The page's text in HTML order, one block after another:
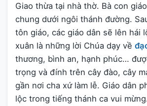
Giao thừa tại nhà thờ. Bà con
chung dưới ngôi thánh đường.
tôn giáo, các giáo dân sẽ lên hái
xuân là những lời Chúa dạy về
thương, bình an, hạnh phúc…
trọng và đính trên cây đào, cây
gần nơi cha xứ làm lễ. Giáo dân
lộc trong tiếng thánh ca vui